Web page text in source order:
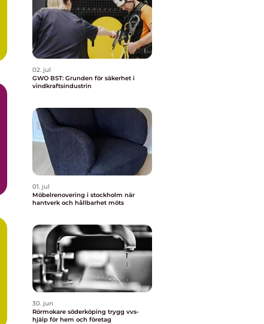
02. jul
GWO BST: Grunden för säkerhet i
vindkraftsindustrin
01. jul
Möbelrenovering i stockholm när
hantverk och hållbarhet möts
30. jun
Rörmokare söderköping trygg vvs-
hjälp för hem och företag